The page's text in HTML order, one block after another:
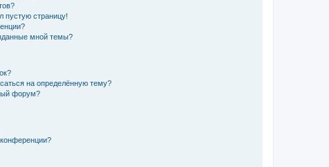
пустую страницу!
мной темы?
на определённую тему?
форум?